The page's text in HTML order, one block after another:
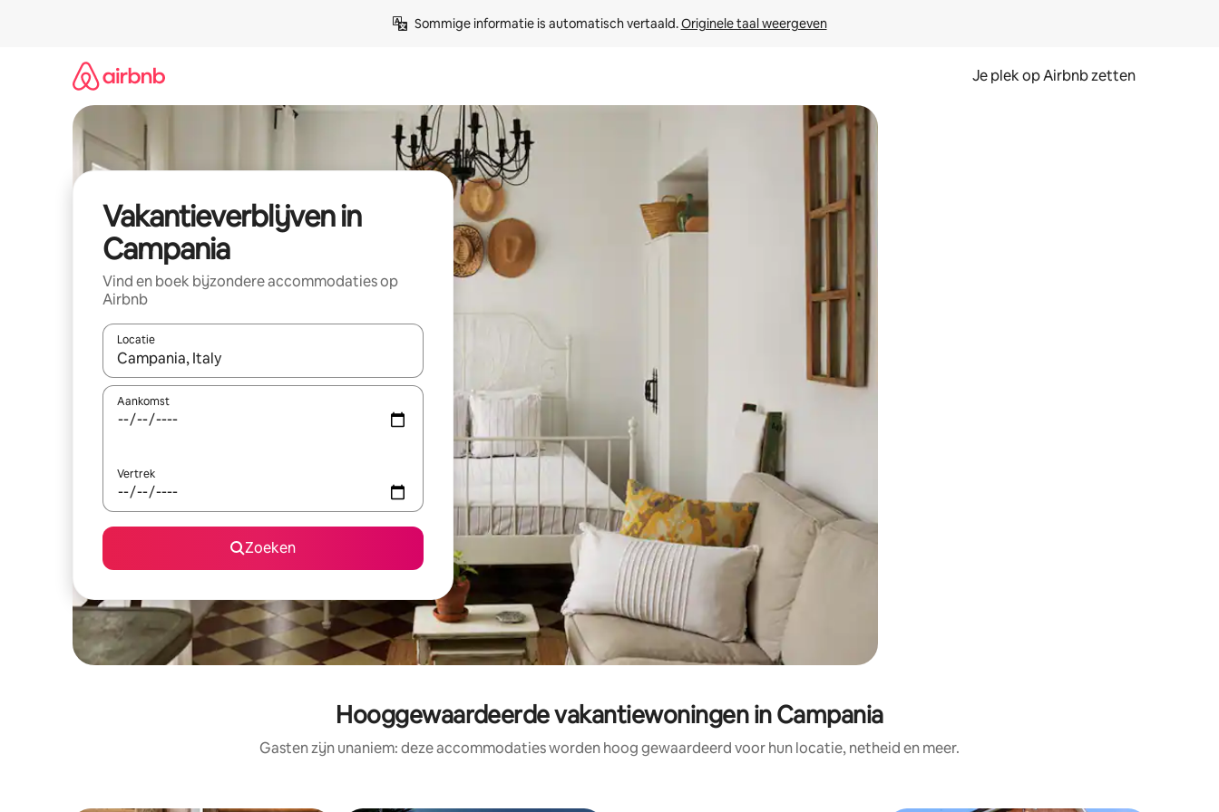
Sommige informatie is automatisch vertaald. Originele taal weergeven
Je plek op Airbnb zetten
Vakantieverblijven in
Campania
Vind en boek bijzondere accommodaties op
Airbnb
Locatie
Wanneer er resultaten beschikbaar zijn, maak je een keuze met je de pijltjestoetsen omhoog en omlaag, óf door te tikken of swipen.
Aankomst
Vertrek
Zoeken
Hooggewaardeerde vakantiewoningen in Campania
Gasten zijn unaniem: deze accommodaties worden hoog gewaardeerd voor hun locatie, netheid en meer.